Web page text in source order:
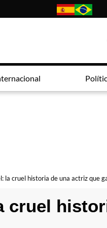
la cruel historia de una actriz que
cruel